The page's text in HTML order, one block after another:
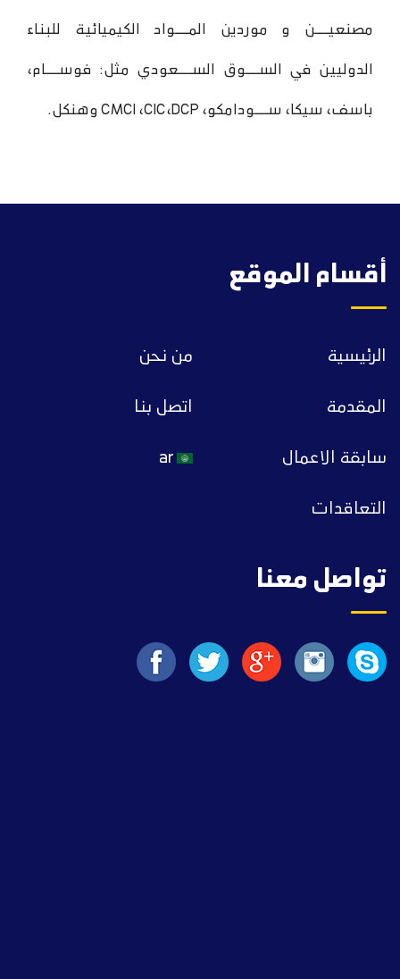
مصنعيـــن و موردين المـــواد الكيميائية للبناء
الدوليين في الســـوق الســـعودي مثل: فوســـام،
باسف، سيكا، ســـودامكو، CMCI ،CIC،DCP وهنكل.
أقسام الموقع
الرئيسية
المقدمة
سابقة الاعمال
التعاقدات
من نحن
اتصل بنا
ar
تواصل معنا